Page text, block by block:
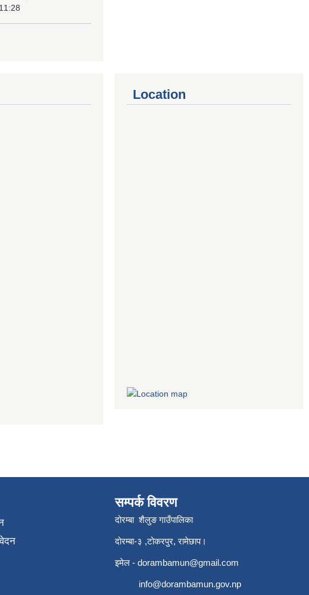
Location
सम्पर्क विवरण
दोरम्बा शैलुङ गाउँपालिका
दोरम्बा-३ ,टोकरपुर, रामेछाप।
इमेल - dorambamun@gmail.com
info@dorambamun.gov.np